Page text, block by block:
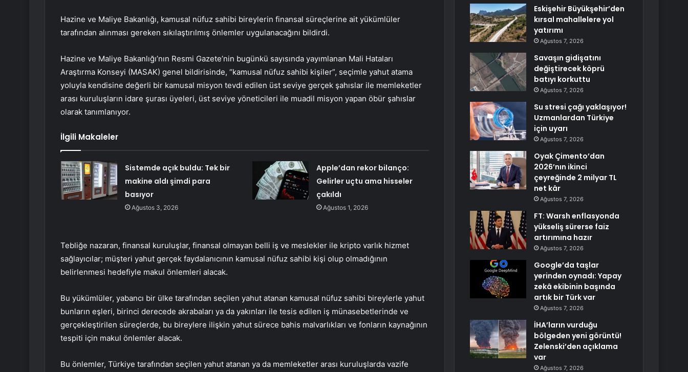
Hazine ve Maliye Bakanlığı, kamusal nüfuz sahibi bireylerin finansal süreçlerine ait yükümlüler
tarafından alınması gereken sıkılaştırılmış önlemler uygulanacağını bildirdi.
Hazine ve Maliye Bakanlığı’nın Resmi Gazete’nin bugünkü sayısında yayımlanan Mali Hataları
Araştırma Konseyi (MASAK) genel bildirisinde, “kamusal nüfuz sahibi kişiler”, seçimle yahut atama
yoluyla kendisine değerli bir kamusal misyon tevdi edilen üst seviye gerçek şahıslar ile memleketler
arası kuruluşların idare şurası üyeleri, üst seviye yöneticileri ile muadil misyon yapan öbür şahıslar
olarak tanımlanıyor.
İlgili Makaleler
Sistemde açık buldu: Tek bir
makine aldı şimdi para
basıyor
Ağustos 3, 2026
Apple’dan rekor bilanço:
Gelirler uçtu ama hisseler
çakıldı
Ağustos 1, 2026
Tebliğe nazaran, finansal kuruluşlar, finansal olmayan belli iş ve meslekler ile kripto varlık hizmet
sağlayıcılar; müşteri yahut gerçek faydalanıcının kamusal nüfuz sahibi kişi olup olmadığının
belirlenmesi hedefiyle makul önlemleri alacak.
Bu yükümlüler, yabancı bir ülke tarafından seçilen yahut atanan kamusal nüfuz sahibi bireylerle yahut
bunların eşleri, birinci derecede akrabaları ya da yakınları ile tesis edilen iş münasebetlerinde ve
gerçekleştirilen süreçlerde, bu bireylere ilişkin yahut sürece bahis malvarlıkları ve fonların kaynağının
tespiti için makul önlemler alacak.
Bu önlemler, Türkiye tarafından seçilen yahut atanan ya da memleketler arası kuruluşlarda vazife
Eskişehir Büyükşehir’den
kırsal mahallelere yol
yatırımı
Ağustos 7, 2026
Savaşın gidişatını
değiştirecek köprü
batıyı korkuttu
Ağustos 7, 2026
Su stresi çağı yaklaşıyor!
Uzmanlardan Türkiye
için uyarı
Ağustos 7, 2026
Oyak Çimento’dan
2026’nın ikinci
çeyreğinde 2 milyar TL
net kâr
Ağustos 7, 2026
FT: Warsh enflasyonda
yükseliş sürerse faiz
artırımına hazır
Ağustos 7, 2026
Google’da taşlar
yerinden oynadı: Yapay
zekâ ekibinin başında
artık bir Türk var
Ağustos 7, 2026
İHA’ların vurduğu
bölgeden yeni görüntü!
Zelenski’den açıklama
var
Ağustos 7, 2026